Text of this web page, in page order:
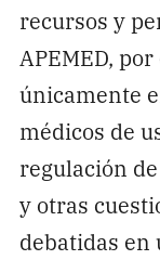
recursos y
APEMED,
únicamente
médicos de
regulación
y otras
debatidas en